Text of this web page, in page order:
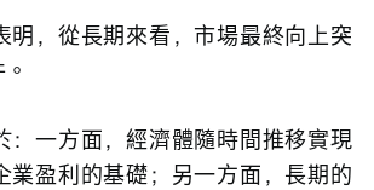
明，從長期來看，市場最終向上突
：一方面，經濟體隨時間推移實現
業盈利的基礎；另一方面，長期的